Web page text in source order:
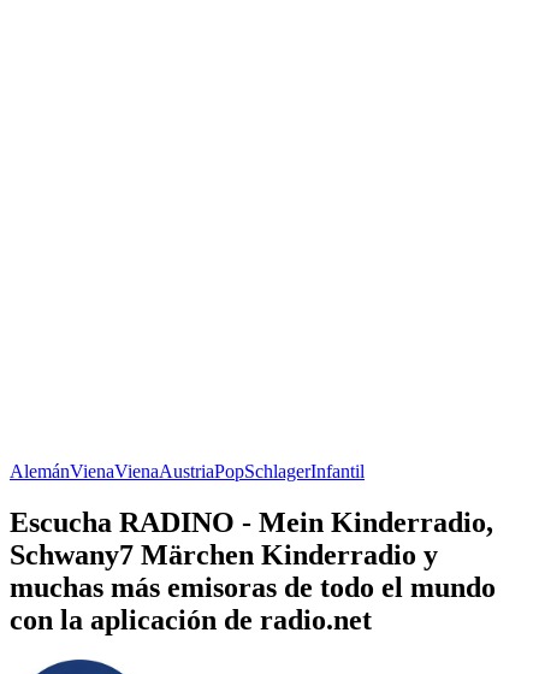
AlemánVienaVienaAustriaPopSchlagerInfantil
Escucha RADINO - Mein Kinderradio,
Schwany7 Märchen Kinderradio y
muchas más emisoras de todo el mundo
con la aplicación de radio.net